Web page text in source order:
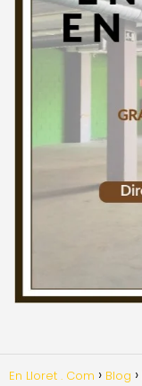
En Lloret . Com Blog